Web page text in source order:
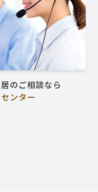
のご相談なら
ンター